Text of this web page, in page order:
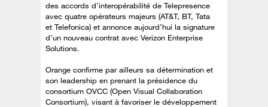
des accords d’interopérabilité de Telepresence
avec quatre opérateurs majeurs (AT&T, BT, Tata
et Telefonica) et annonce aujourd’hui la signature
d’un nouveau contrat avec Verizon Enterprise
Solutions.
Orange confirme par ailleurs sa détermination et
son leadership en prenant la présidence du
consortium OVCC (Open Visual Collaboration
Consortium), visant à favoriser le développement